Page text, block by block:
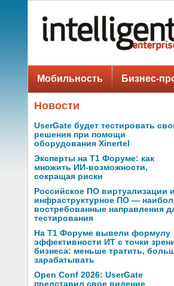
Мобильность Бизнес-
Новости
UserGate будет тестировать
решения при помощи
оборудования Xinertel
Эксперты на Т1 Форуме: как
множить ИИ-возможности,
сокращая риски
Российское ПО виртуализации и
инфраструктурное ПО —
востребованные направления
тестирования
На Т1 Форуме вывели формулу
эффективности ИТ с точки
бизнеса: меньше тратить,
зарабатывать
Open Conf 2026: UserGate
представил свое видение